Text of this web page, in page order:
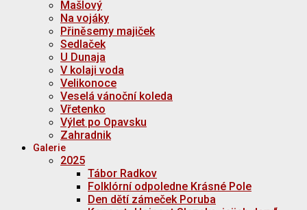
Mašlový
Na vojáky
Přiněsemy majiček
Sedlaček
U Dunaja
V kolaji voda
Velikonoce
Veselá vánoční koleda
Vřetenko
Výlet po Opavsku
Zahradnik
Galerie
2025
Tábor Radkov
Folklórní odpoledne Krásné Pole
Den dětí zámeček Poruba